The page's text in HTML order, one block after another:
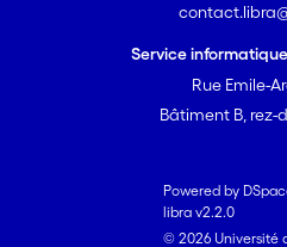
Service
Rue Emile-
Bâtiment B, rez-
Powered by
libra v2.2.0
© 2026 Université